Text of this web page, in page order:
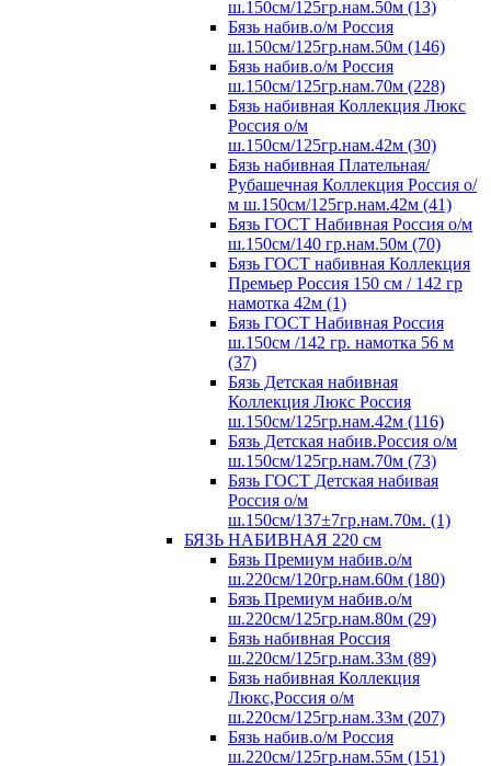
ш.150см/125гр.нам.50м (13)
Бязь набив.о/м Россия
ш.150см/125гр.нам.50м (146)
Бязь набив.о/м Россия
ш.150см/125гр.нам.70м (228)
Бязь набивная Коллекция Люкс
Россия о/м
ш.150см/125гр.нам.42м (30)
Бязь набивная Плательная/
Рубашечная Коллекция Россия о/
м ш.150см/125гр.нам.42м (41)
Бязь ГОСТ Набивная Россия о/м
ш.150см/140 гр.нам.50м (70)
Бязь ГОСТ набивная Коллекция
Премьер Россия 150 см / 142 гр
намотка 42м (1)
Бязь ГОСТ Набивная Россия
ш.150см /142 гр. намотка 56 м
(37)
Бязь Детская набивная
Коллекция Люкс Россия
ш.150см/125гр.нам.42м (116)
Бязь Детская набив.Россия о/м
ш.150см/125гр.нам.70м (73)
Бязь ГОСТ Детская набивая
Россия о/м
ш.150см/137±7гр.нам.70м. (1)
БЯЗЬ НАБИВНАЯ 220 см
Бязь Премиум набив.о/м
ш.220см/120гр.нам.60м (180)
Бязь Премиум набив.о/м
ш.220см/125гр.нам.80м (29)
Бязь набивная Россия
ш.220см/125гр.нам.33м (89)
Бязь набивная Коллекция
Люкс,Россия о/м
ш.220см/125гр.нам.33м (207)
Бязь набив.о/м Россия
ш.220см/125гр.нам.55м (151)